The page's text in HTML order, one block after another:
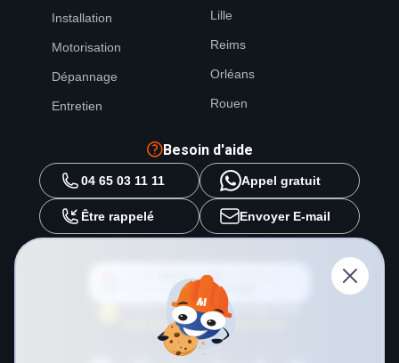
Installation
Motorisation
Dépannage
Entretien
Lille
Reims
Orléans
Rouen
Besoin d'aide
04 65 03 11 11 Appel gratuit
Être rappelé Envoyer E-mail
METAL 2000
source préférée surGoogle